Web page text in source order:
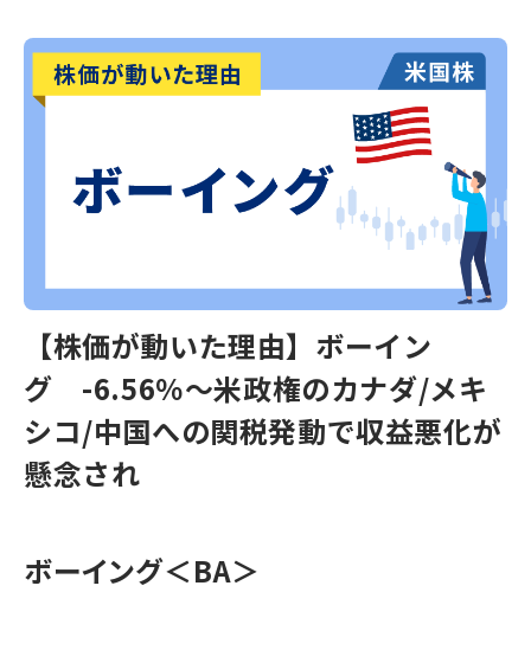
【株価が動いた理由】ボーイン
グ -6.56％～米政権のカナダ/メキ
シコ/中国への関税発動で収益悪化が
懸念され
ボーイング＜BA＞